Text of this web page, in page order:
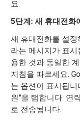
요.
5단계: 새 휴대전화
새 휴대전화를 설
라는 메시지가 표
용한 것과 동일한
지침을 따르세요.
는 옵션이 표시됩
원"을 탭합니다. 연
로 전송됩니다.